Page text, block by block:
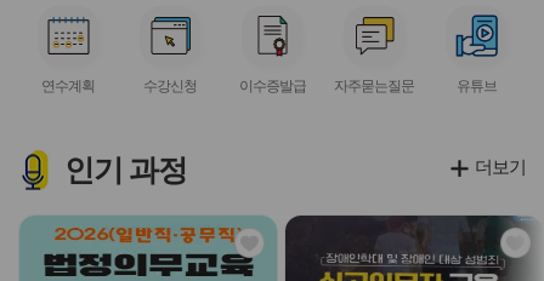
서
스
콘
연수계획
서
스
콘
수강신청
서
스
이수증발급
서
스
자주묻는질문
서
스
콘
유튜브
인기 과정
관
심
관
심
더보기